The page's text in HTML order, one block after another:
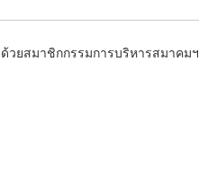
ยสมาชิกกรรมการบริหารสมาคมฯ